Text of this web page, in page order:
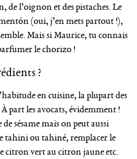
de l’oignon et des pistaches. Le
(oui, j’en mets partout !),
Mais si Maurice, tu connais
le chorizo !
?
en cuisine, la plupart des
part les avocats, évidemment !
sésame mais on peut aussi
tahini ou tahiné, remplacer le
citron vert au citron jaune etc.